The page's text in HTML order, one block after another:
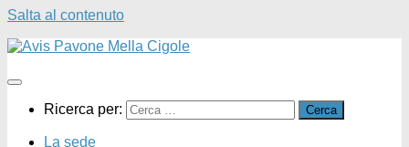
Salta al contenuto
Ricerca per:
La sede